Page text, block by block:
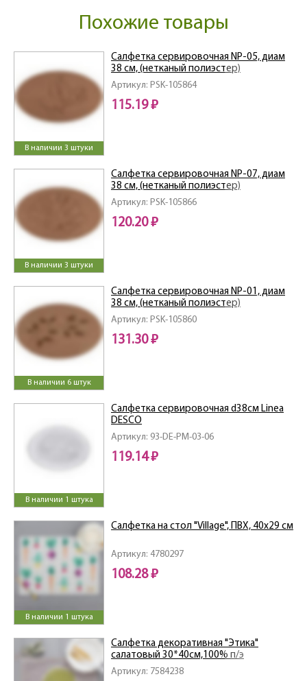
Похожие товары
В наличии 3 штуки
Артикул: PSK-105864
Салфетка сервировочная NP-05, диам
38 см, (нетканый полиэстер)
115.19 ₽
В наличии 3 штуки
Артикул: PSK-105866
Салфетка сервировочная NP-07, диам
38 см, (нетканый полиэстер)
120.20 ₽
В наличии 6 штук
Артикул: PSK-105860
Салфетка сервировочная NP-01, диам
38 см, (нетканый полиэстер)
131.30 ₽
В наличии 1 штука
Артикул: 93-DE-PM-03-06
Салфетка сервировочная d38см Linea
DESCO
119.14 ₽
В наличии 1 штука
Артикул: 4780297
Салфетка на стол "Village", ПВХ, 40х29 см
108.28 ₽
Артикул: 7584238
Салфетка декоративная "Этика"
салатовый 30*40см,100% п/э